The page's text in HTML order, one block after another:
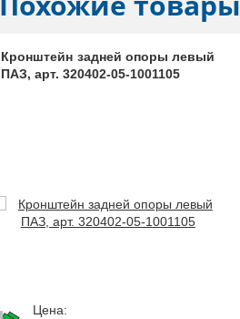
Кронштейн задней опоры левый
ПАЗ, арт. 320402-05-1001105
Цена: